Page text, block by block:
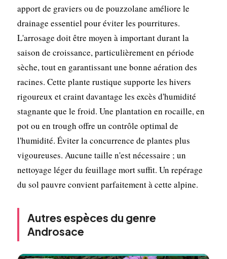
apport de graviers ou de pouzzolane améliore le
drainage essentiel pour éviter les pourritures.
L'arrosage doit être moyen à important durant la
saison de croissance, particulièrement en période
sèche, tout en garantissant une bonne aération des
racines. Cette plante rustique supporte les hivers
rigoureux et craint davantage les excès d'humidité
stagnante que le froid. Une plantation en rocaille, en
pot ou en trough offre un contrôle optimal de
l'humidité. Éviter la concurrence de plantes plus
vigoureuses. Aucune taille n'est nécessaire ; un
nettoyage léger du feuillage mort suffit. Un repérage
du sol pauvre convient parfaitement à cette alpine.
Autres espèces du genre
Androsace